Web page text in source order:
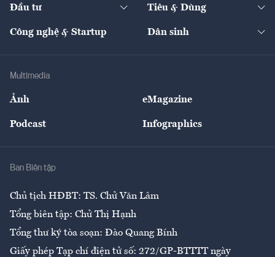
Quản trị số
Tư vấn
Thị trường
Nông sản
Đầu tư Tiêu & Dùng
Giải trí
Công nghệ & Startup Dân sinh
Multimedia
Ảnh eMagazine
Podcast Infographics
Ban Biên tập
Chủ tịch HĐBT: TS. Chử Văn Lâm
Tổng biên tập: Chử Thị Hạnh
Tổng thư ký tòa soạn: Đào Quang Bính
Giấy phép Tạp chí điện tử số: 272/GP-BTTTT ngày